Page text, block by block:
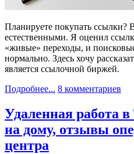
Планируете покупать ссылки?
естественными. Я оценил
«живые» переходы, и
нормально. Здесь хочу
является ссылочной биржей.
Подробнее... 8 комментариев
Удаленная работа
на дому, отзывы
центра